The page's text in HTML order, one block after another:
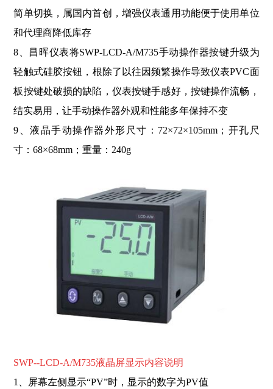
简单切换，属国内首创，增强仪表通用功能便于使用单位
和代理商降低库存
8、昌晖仪表将SWP-LCD-A/M735手动操作器按键升级为
轻触式硅胶按钮，根除了以往因频繁操作导致仪表PVC面
板按键处破损的缺陷，仪表按键手感好，按键操作流畅，
结实易用，让手动操作器外观和性能多年保持不变
9、液晶手动操作器外形尺寸：72×72×105mm；开孔尺
寸：68×68mm；重量：240g
SWP--LCD-A/M735液晶屏显示内容说明
1、屏幕左侧显示“PV”时，显示的数字为PV值